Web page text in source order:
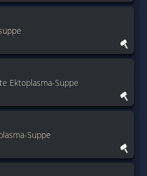
Ektoplasma-Suppe
Suppe